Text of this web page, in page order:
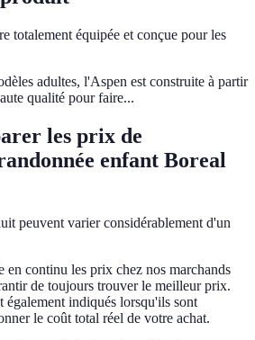
totalement équipée et conçue pour les
adultes, l'Aspen est construite à partir
qualité pour faire...
les prix de
enfant Boreal
peuvent varier considérablement d'un
en continu les prix chez nos marchands
de toujours trouver le meilleur prix.
également indiqués lorsqu'ils sont
le coût total réel de votre achat.